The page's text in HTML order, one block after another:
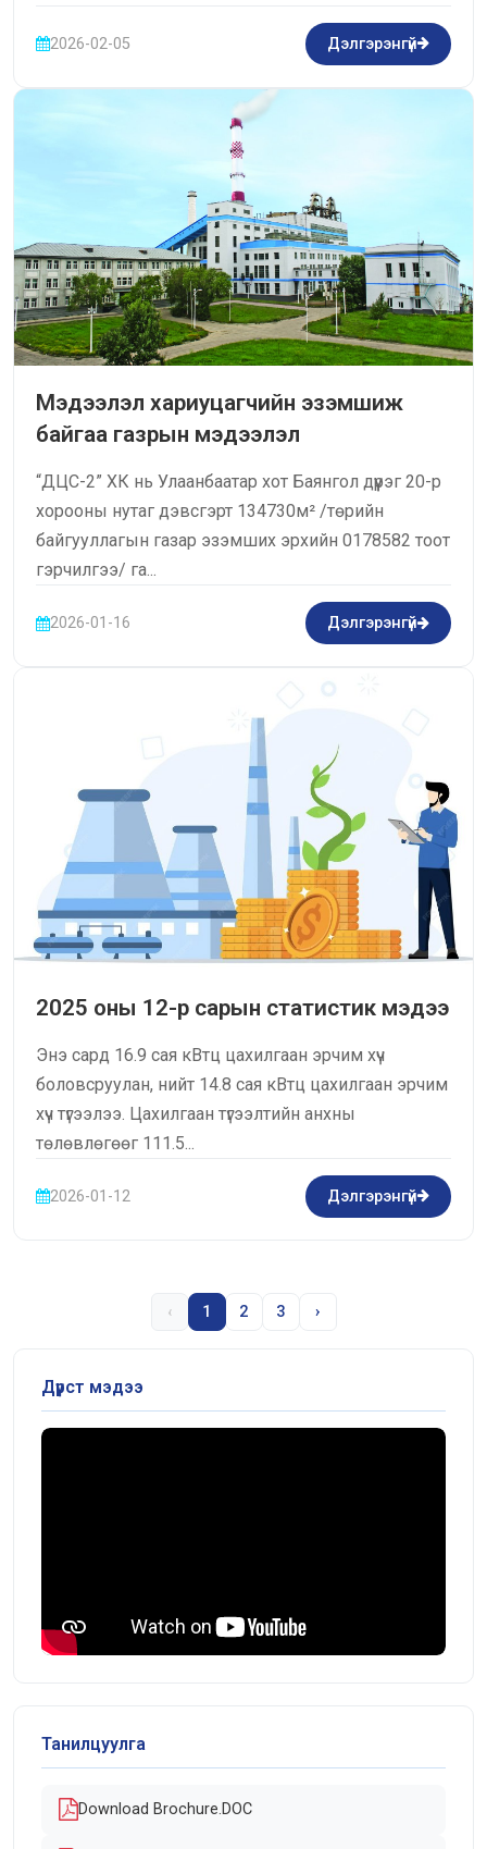
2026-02-05 Дэлгэрэнгүй
Мэдээлэл хариуцагчийн эзэмшиж
байгаа газрын мэдээлэл
“ДЦС-2” ХК нь Улаанбаатар хот Баянгол дүүрэг 20-р
хорооны нутаг дэвсгэрт 134730м² /төрийн
байгууллагын газар эзэмших эрхийн 0178582 тоот
гэрчилгээ/ га...
2026-01-16 Дэлгэрэнгүй
2025 оны 12-р сарын статистик мэдээ
Энэ сард 16.9 сая кВтц цахилгаан эрчим хүч
боловсруулан, нийт 14.8 сая кВтц цахилгаан эрчим
хүч түгээлээ. Цахилгаан түгээлтийн анхны
төлөвлөгөөг 111.5...
2026-01-12 Дэлгэрэнгүй
‹ 1 2 3 ›
Дүрст мэдээ
Танилцуулга
Download Brochure.DOC